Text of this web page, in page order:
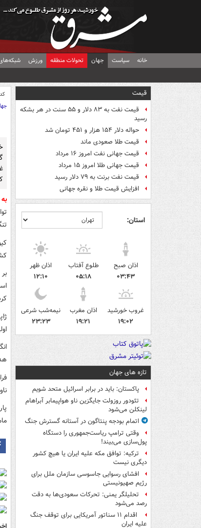
خانه سیاست جهان تحولات منطقه ورزش
قیمت
قیمت نفت به ۸۳ دلار و ۵۵ سنت در هر بشکه
رسید
حواله دلار ۱۵۴ هزار و ۴۵۱ تومان شد
قیمت طلا صعودی ماند
قیمت جهانی نفت امروز ۱۶ مرداد
قیمت جهانی طلا امروز ۱۵ مرداد
قیمت نفت برنت به ۷۹ دلار رسید
افزایش قیمت طلا و نقره جهانی
استان:
اذان صبح
۰۳:۴۳
طلوع آفتاب
۰۵:۱۸
اذان ظهر
۱۲:۱۰
غروب خورشید
۱۹:۰۲
اذان مغرب
۱۹:۲۱
نیمه‌شب شرعی
۲۳:۲۳
تازه های جهان
پاکستان: باید در برابر اسرائیل متحد شویم
تئودور روزولت جایگزین ناو هواپیمابر آبراهام
لینکلن می‌شود
اتمام بودجه پنتاگون در آستانه گسترش جنگ
وقتی ترامپ ریاست‌جمهوری را دستگاه
پول‌سازی می‌بیند!
ترکیه: توافق مکه علیه ایران یا هیچ کشور
دیگری نیست
افشای رسوایی جاسوسی سازمان ملل برای
رژیم صهیونیستی
تحلیلگر یمنی: تحرکات سعودی‌ها به دقت
رصد می‌شود
اقدام ۱۱ سناتور آمریکایی برای توقف جنگ
علیه ایران